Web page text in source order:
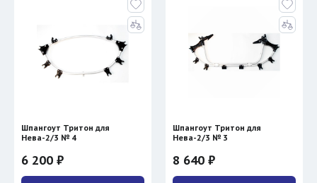
Шпангоут Тритон для
Нева-2/3 № 4
6 200 ₽
Шпангоут Тритон для
Нева-2/3 № 3
8 640 ₽